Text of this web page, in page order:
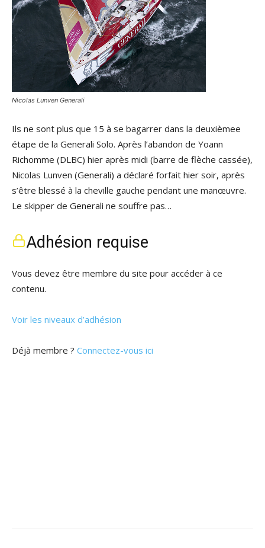
Nicolas Lunven Generali
Ils ne sont plus que 15 à se bagarrer dans la deuxièmee
étape de la Generali Solo. Après l’abandon de Yoann
Richomme (DLBC) hier après midi (barre de flèche cassée),
Nicolas Lunven (Generali) a déclaré forfait hier soir, après
s’être blessé à la cheville gauche pendant une manœuvre.
Le skipper de Generali ne souffre pas…
Adhésion requise
Vous devez être membre du site pour accéder à ce
contenu.
Voir les niveaux d’adhésion
Déjà membre ? Connectez-vous ici